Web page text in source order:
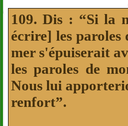
109. Dis : “Si la
écrire] les paroles
mer s'épuiserait
les paroles de
Nous lui
renfort”.